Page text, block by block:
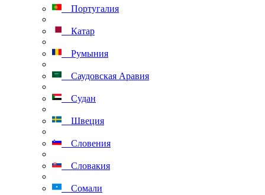
Португалия
Катар
Румыния
Саудовская Аравия
Судан
Швеция
Словения
Словакия
Сомали